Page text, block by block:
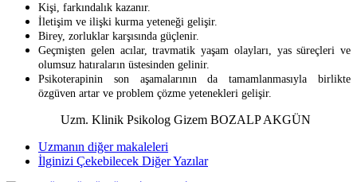
Kişi, farkındalık kazanır.
İletişim ve ilişki kurma yeteneği gelişir.
Birey, zorluklar karşısında güçlenir.
Geçmişten gelen acılar, travmatik yaşam olayları, yas süreçleri ve
olumsuz hatıraların üstesinden gelinir.
Psikoterapinin son aşamalarının da tamamlanmasıyla birlikte
özgüven artar ve problem çözme yetenekleri gelişir.
Uzm. Klinik Psikolog Gizem BOZALP AKGÜN
Uzmanın diğer makaleleri
İlginizi Çekebilecek Diğer Yazılar